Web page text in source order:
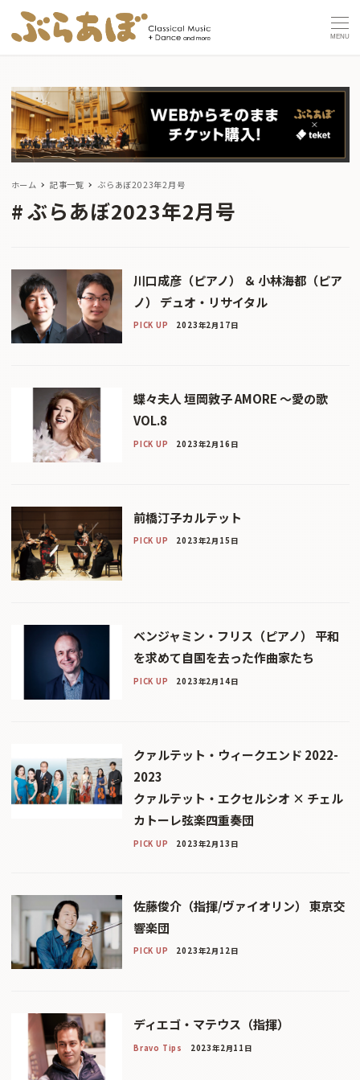
MENU
ホーム 記事一覧 ぶらあぼ2023年2月号
ぶらあぼ2023年2月号
川口成彦（ピアノ） ＆ 小林海都（ピア
ノ） デュオ・リサイタル
PICK UP 2023年2月17日
蝶々夫人 垣岡敦子 AMORE 〜愛の歌
VOL.8
PICK UP 2023年2月16日
前橋汀子カルテット
PICK UP 2023年2月15日
ベンジャミン・フリス（ピアノ） 平和
を求めて自国を去った作曲家たち
PICK UP 2023年2月14日
クァルテット・ウィークエンド 2022-
2023
クァルテット・エクセルシオ × チェル
カトーレ弦楽四重奏団
PICK UP 2023年2月13日
佐藤俊介（指揮/ヴァイオリン） 東京交
響楽団
PICK UP 2023年2月12日
ディエゴ・マテウス（指揮）
Bravo Tips 2023年2月11日